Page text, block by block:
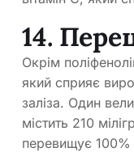
14.
Окрім
який сприяє
заліза. Один
містить 210
перевищує 100%